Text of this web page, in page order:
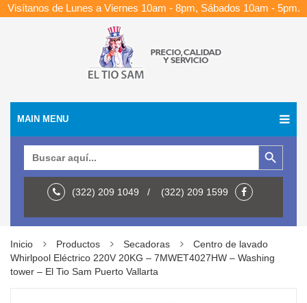
Visítanos de Lunes a Viernes 10am - 8pm, Sábados 10am - 5pm.
MAIN MENU
Botón de búsqueda
(322) 209 1049 / (322) 209 1599
Inicio Productos Secadoras
Centro de lavado
Whirlpool Eléctrico 220V 20KG – 7MWET4027HW – Washing
tower – El Tio Sam Puerto Vallarta